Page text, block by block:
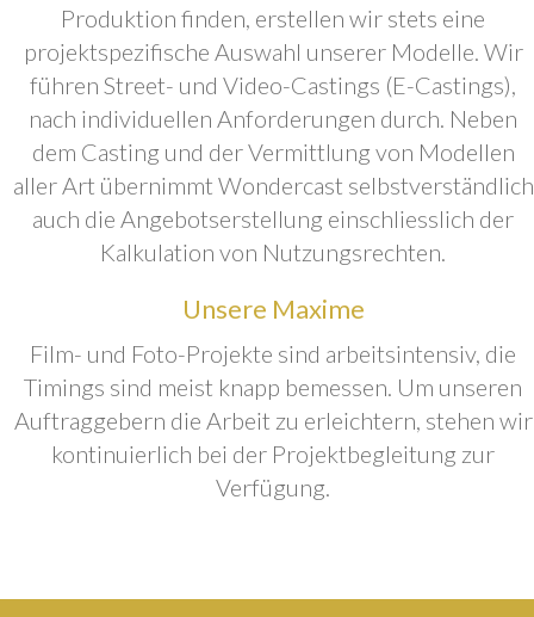
Produktion finden, erstellen wir stets eine
projektspezifische Auswahl unserer Modelle. Wir
führen Street- und Video-Castings (E-Castings),
nach individuellen Anforderungen durch. Neben
dem Casting und der Vermittlung von Modellen
aller Art übernimmt Wondercast selbstverständlich
auch die Angebotserstellung einschliesslich der
Kalkulation von Nutzungsrechten.
Unsere Maxime
Film- und Foto-Projekte sind arbeitsintensiv, die
Timings sind meist knapp bemessen. Um unseren
Auftraggebern die Arbeit zu erleichtern, stehen wir
kontinuierlich bei der Projektbegleitung zur
Verfügung.